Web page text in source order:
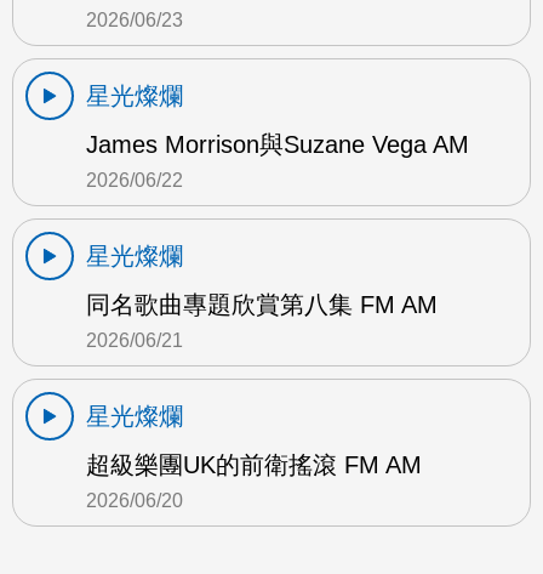
2026/06/23
星光燦爛
James Morrison與Suzane Vega AM
2026/06/22
星光燦爛
同名歌曲專題欣賞第八集 FM AM
2026/06/21
星光燦爛
超級樂團UK的前衛搖滾 FM AM
2026/06/20